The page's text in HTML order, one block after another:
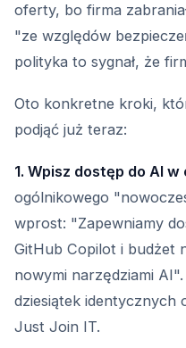
oferty, bo firma
"ze względów
polityka to sygnał, że
Oto konkretne kroki,
podjąć już teraz:
1. Wpisz dostęp do AI w
ogólnikowego
wprost: "Zapewniamy
GitHub Copilot i budżet
nowymi narzędziami
dziesiątek identycznych
Just Join IT.